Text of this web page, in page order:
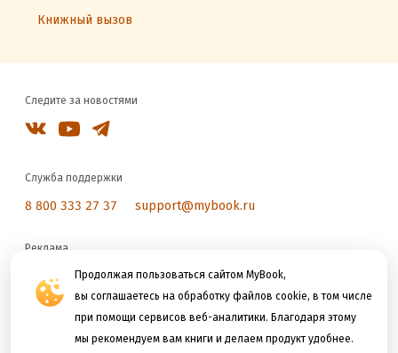
Продолжая пользоваться сайтом MyBook,
вы соглашаетесь на обработку файлов cookie, в том числе
при помощи сервисов веб-аналитики. Благодаря этому
мы рекомендуем вам книги и делаем продукт удобнее.
Книжный вызов
Следите за новостями
Служба поддержки
8 800 333 27 37 support@mybook.ru
Реклама
reklama@litres.ru
Мы принимаем к оплате